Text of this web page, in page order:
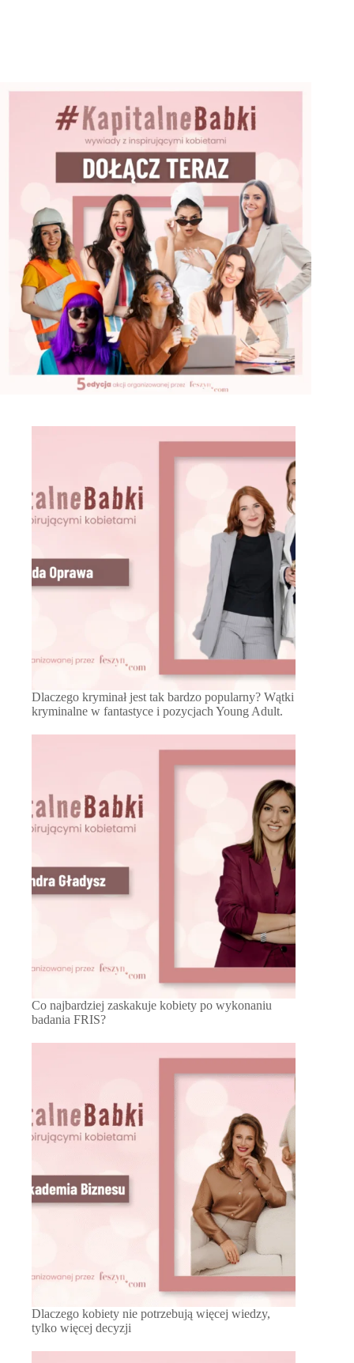
Dlaczego kryminał jest tak bardzo popularny? Wątki
kryminalne w fantastyce i pozycjach Young Adult.
Co najbardziej zaskakuje kobiety po wykonaniu
badania FRIS?
Dlaczego kobiety nie potrzebują więcej wiedzy,
tylko więcej decyzji